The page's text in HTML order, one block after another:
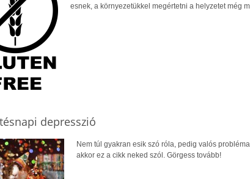
esnek, a környezetükkel megértetni a helyzetet még
depresszió
Nem túl gyakran esik szó róla, pedig valós
akkor ez a cikk neked szól. Görgess tovább!